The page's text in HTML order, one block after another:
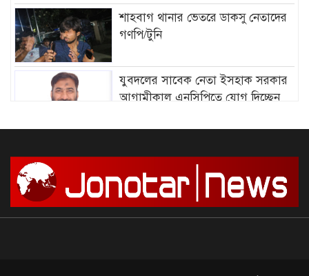
শাহবাগ থানার ভেতরে ডাকসু নেতাদের
গণপি/টুনি
যুবদলের সাবেক নেতা ইসহাক সরকার
আগামীকাল এনসিপিতে যোগ দিচ্ছেন
পরোয়ানা
সাগরে আজ থেকে ৫৮ দিনের জন্য মাছ